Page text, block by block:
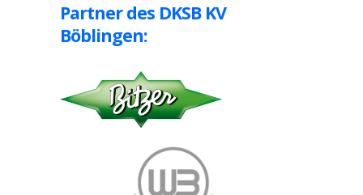
Partner des DKSB KV
Böblingen: